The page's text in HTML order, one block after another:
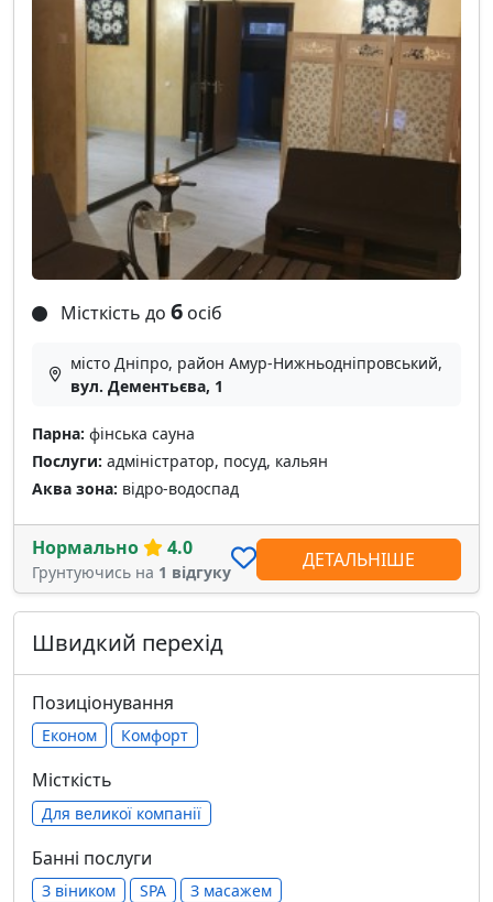
Місткість до 6 осіб
місто Дніпро, район Амур-Нижньодніпровський,
вул. Дементьєва, 1
Парна: фінська сауна
Послуги: адміністратор, посуд, кальян
Аква зона: відро-водоспад
Нормально 4.0
Грунтуючись на 1 відгуку
ДЕТАЛЬНІШЕ
Швидкий перехід
Позиціонування
Економ Комфорт
Місткість
Для великої компанії
Банні послуги
З віником SPA З масажем